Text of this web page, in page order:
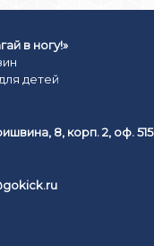
в ногу!»
детей
8, корп. 2, оф. 515